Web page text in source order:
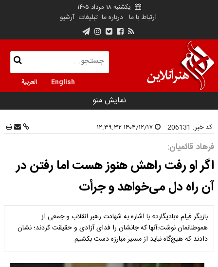
یکشنبه ۱۸ مرداد ۱۴۰۵
ارتباط با ما درباره ما تبلیغات آرشیو
English العربية
نمایش منو
کد خبر: 206131
فرهاد قائمیان:
اگر او رفت راهش هنوز هست اما رفتن در
آن راه دل می‌خواهد و جرأت
بازیگر فیلم «بادیگارد» با اشاره به شهادت رهبر انقلاب و جمعی از
هموطنانمان نوشت:آنها که جانشان را فدای آزادی و حقیقت کردند؛ نشان
دادند که هیچ‌گاه نباید از مسیر مبارزه دست بکشیم.